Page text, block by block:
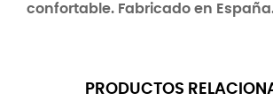
confortable. Fabricado en
PRODUCTOS